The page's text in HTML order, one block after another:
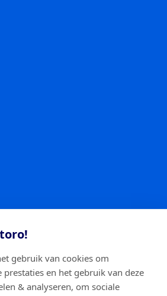
gebruik van cookies om
prestaties en het gebruik van deze
& analyseren, om sociale